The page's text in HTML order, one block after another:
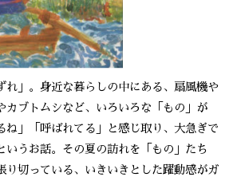
れ」。身近な暮らしの中にある、扇風機や
カブトムシなど、いろいろな「もの」が
ね」「呼ばれてる」と感じ取り、大急ぎで
いうお話。その夏の訪れを「もの」たち
り切っている、いきいきとした躍動感がガ